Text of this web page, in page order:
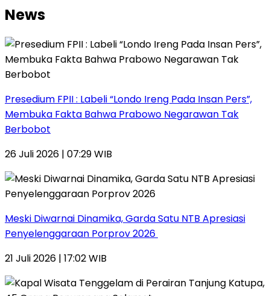
News
Presedium FPII : Labeli “Londo Ireng Pada Insan Pers”,
Membuka Fakta Bahwa Prabowo Negarawan Tak
Berbobot
26 Juli 2026 | 07:29 WIB
Meski Diwarnai Dinamika, Garda Satu NTB Apresiasi
Penyelenggaraan Porprov 2026 ‎
21 Juli 2026 | 17:02 WIB